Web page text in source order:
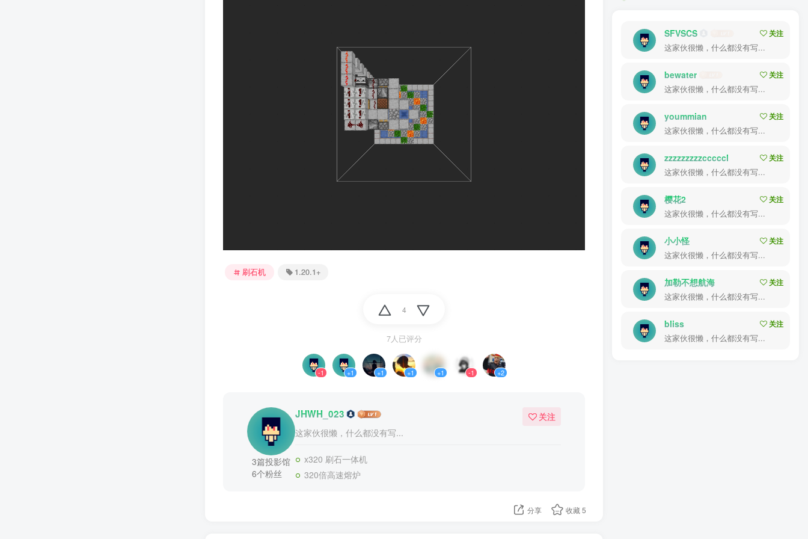
刷石机 1.20.1+
4
7人已评分
-1 +1 +1 +1 +1 -1 +2
3篇投影馆
6个粉丝
JHWH_023
这家伙很懒，什么都没有写...
关注
x320 刷石一体机
320倍高速熔炉
分享 收藏5
SFVSCS
关注
这家伙很懒，什么都没有写...
bewater
关注
这家伙很懒，什么都没有写...
yoummian
关注
这家伙很懒，什么都没有写...
zzzzzzzzzcccccl
关注
这家伙很懒，什么都没有写...
樱花2
关注
这家伙很懒，什么都没有写...
小小怪
关注
这家伙很懒，什么都没有写...
加勒不想航海
关注
这家伙很懒，什么都没有写...
bliss
关注
这家伙很懒，什么都没有写...